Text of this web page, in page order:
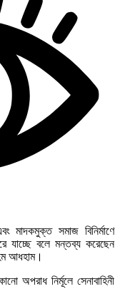
মাদকমুক্ত সমাজ বিনির্মাণে
যাচ্ছে বলে মন্তব্য করেছেন
আধহাম।
অপরাধ নির্মূলে সেনাবাহিনী